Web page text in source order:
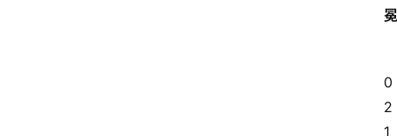
冕
0
2
1